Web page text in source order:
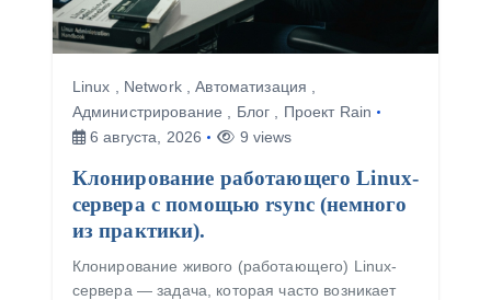
Linux Network,Автоматизация
Администрирование
Блог
Проект Rain
6 августа, 2026
9 views
Клонирование работающего Linux-
сервера с помощью rsync (немного
из практики).
Клонирование живого (работающего) Linux-
сервера — задача, которая часто возникает